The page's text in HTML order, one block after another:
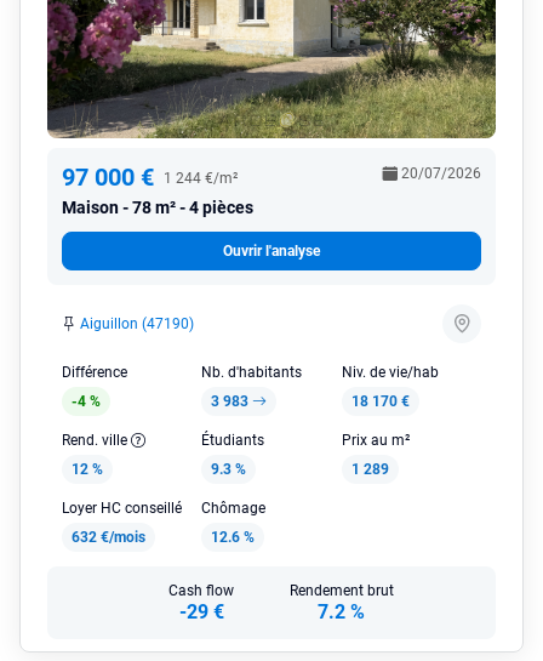
97 000 € 1 244 €/m²
Maison 78 m² - 4 pièces
20/07/2026
Ouvrir l'analyse
Aiguillon (47190)
Différence
-4 %
Nb. d'habitants
3 983
Niv. de vie/hab
18 170 €
Rend. ville
12 %
Étudiants
9.3 %
Prix au m²
1 289
Loyer HC conseillé
632 €/mois
Chômage
12.6 %
Cash flow
-29 €
Rendement brut
7.2 %